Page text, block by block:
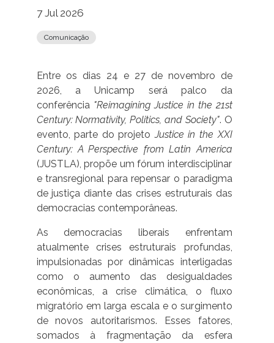
7 Jul 2026
Comunicação
Entre os dias 24 e 27 de novembro de
2026, aUnicamp será palco da
conferência "Reimagining Justice in the 21st
Century: Normativity, Politics, and Society". O
evento, parte do projetoJustice in the XXI
Century: A Perspective from Latin America
(JUSTLA), propõe um fórum interdisciplinar
e transregional para repensar o paradigma
de justiça diante das crises estruturais das
democracias contemporâneas.
As democracias liberais enfrentam
atualmente crises estruturais profundas,
impulsionadas por dinâmicas interligadas
como o aumento das desigualdades
econômicas, a crise climática, o fluxo
migratório em larga escala e o surgimento
de novos autoritarismos. Esses fatores,
somados à fragmentação da esfera